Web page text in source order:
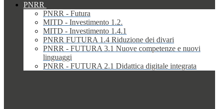
PNRR
PNRR - Futura
MITD - Investimento 1.2.
MITD - Investimento 1.4.1
PNRR FUTURA 1.4 Riduzione dei divari
PNRR - FUTURA 3.1 Nuove competenze e nuovi
linguaggi
PNRR - FUTURA 2.1 Didattica digitale integrata